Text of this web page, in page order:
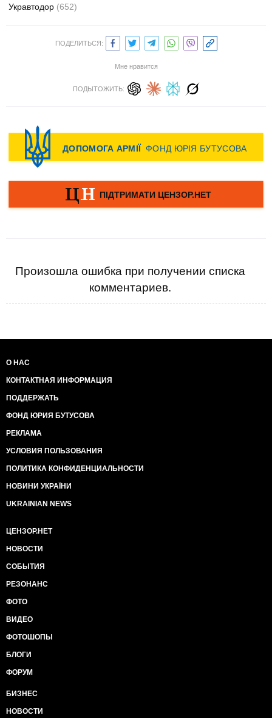
Укравтодор (652)
ПОДЕЛИТЬСЯ:
Мне нравится
ПОДЫТОЖИТЬ:
Произошла ошибка при получении списка
комментариев.
О НАС
КОНТАКТНАЯ ИНФОРМАЦИЯ
ПОДДЕРЖАТЬ
ФОНД ЮРИЯ БУТУСОВА
РЕКЛАМА
УСЛОВИЯ ПОЛЬЗОВАНИЯ
ПОЛИТИКА КОНФИДЕНЦИАЛЬНОСТИ
НОВИНИ УКРАЇНИ
UKRAINIAN NEWS
ЦЕНЗОР.НЕТ
НОВОСТИ
СОБЫТИЯ
РЕЗОНАНС
ФОТО
ВИДЕО
ФОТОШОПЫ
БЛОГИ
ФОРУМ
БИЗНЕС
НОВОСТИ